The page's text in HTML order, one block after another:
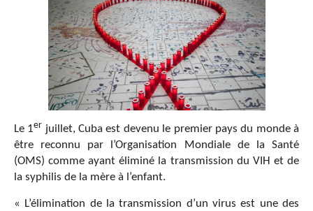
Le 1er juillet, Cuba est devenu le premier pays du monde à
être reconnu par l’Organisation Mondiale de la Santé
(OMS) comme ayant éliminé la transmission du VIH et de
la syphilis de la mère à l’enfant.
« L’élimination de la transmission d’un virus est une des